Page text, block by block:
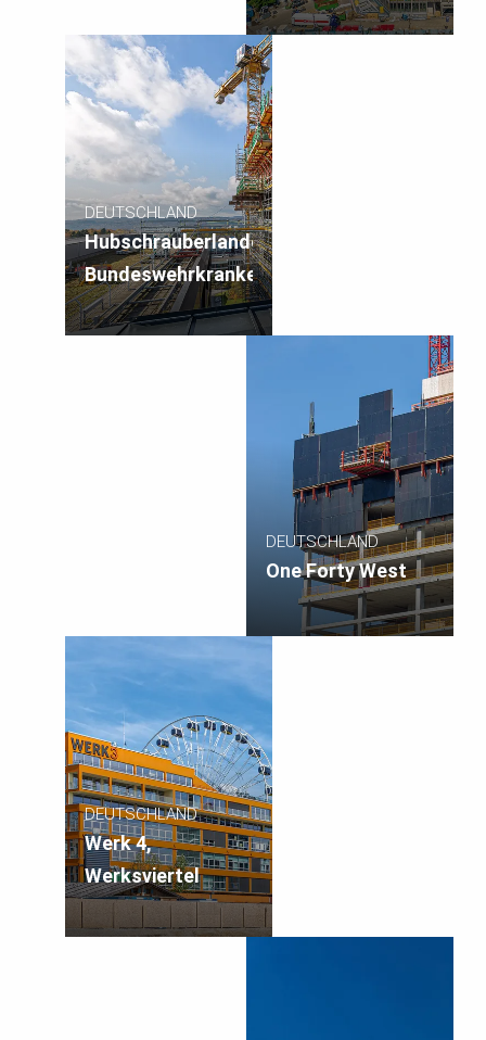
DEUTSCHLAND
Hubschrauberlandeplatz,
Bundeswehrkrankenhaus
DEUTSCHLAND
One Forty West
DEUTSCHLAND
Werk 4,
Werksviertel